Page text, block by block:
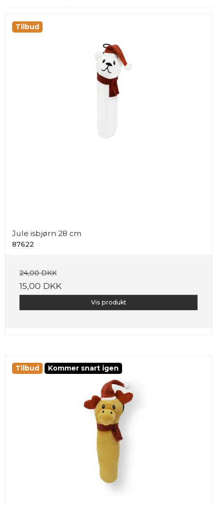
Tilbud
Jule isbjørn 28 cm
87622
24,00 DKK
15,00 DKK
Vis produkt
Tilbud Kommer snart igen